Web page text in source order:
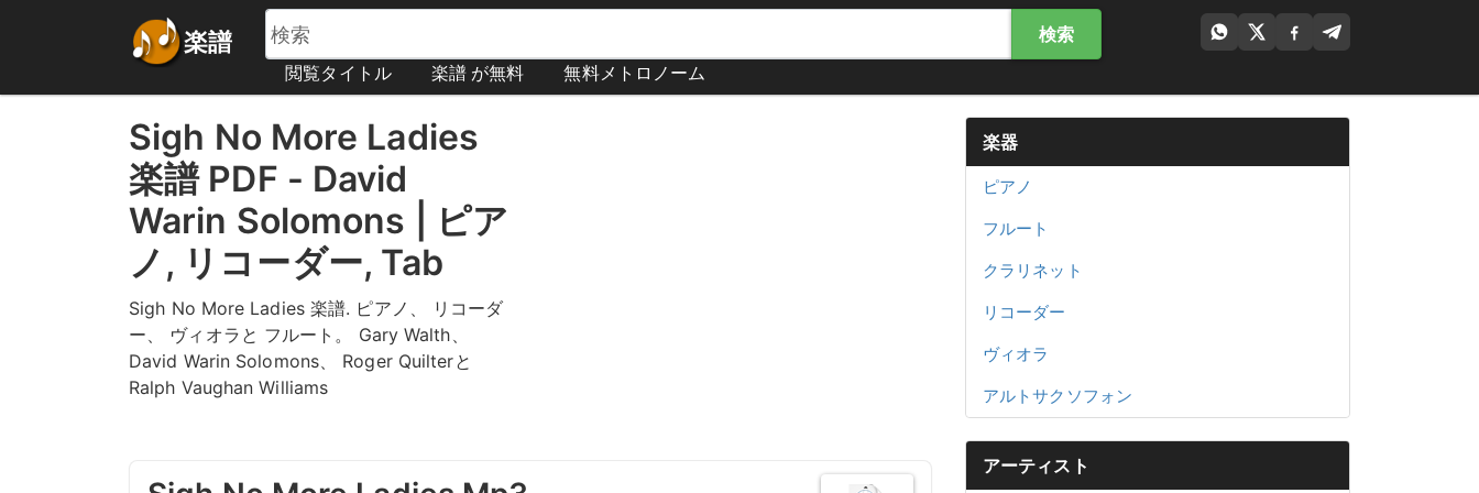
楽譜
検索
閲覧タイトル
楽譜 が無料 無料メトロノーム
Sigh No More Ladies
楽譜 PDF - David
Warin Solomons | ピア
ノ, リコーダー, Tab
Sigh No More Ladies 楽譜. ピアノ、 リコーダ
ー、 ヴィオラと フルート。 Gary Walth、
David Warin Solomons、 Roger Quilterと
Ralph Vaughan Williams
楽器
ピアノ
フルート
クラリネット
リコーダー
ヴィオラ
アルトサクソフォン
アーティスト